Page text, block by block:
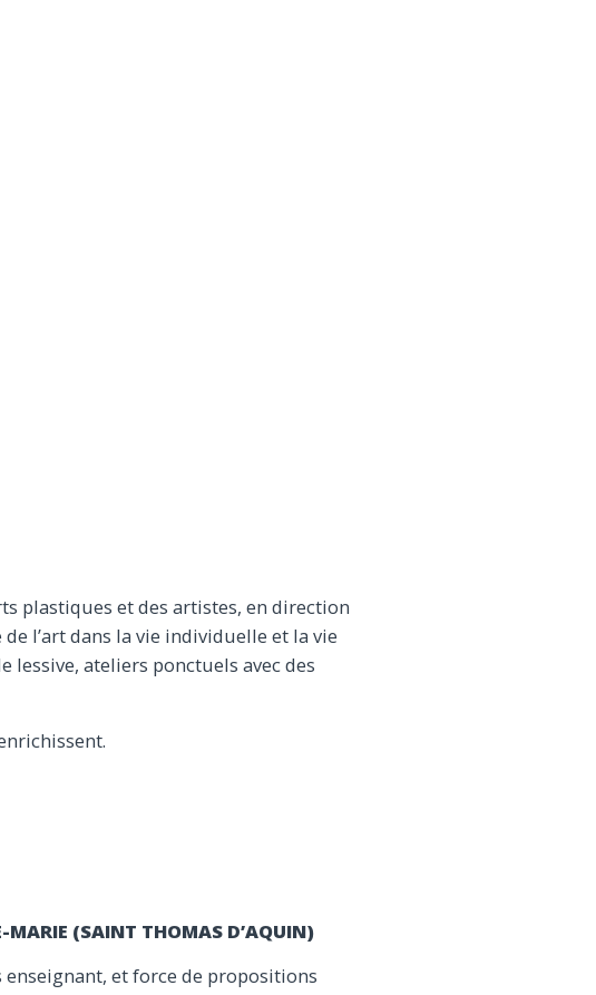
plastiques et des artistes, en direction
l’art dans la vie individuelle et la vie
lessive, ateliers ponctuels avec des
MARIE (SAINT THOMAS D’AQUIN)
enseignant, et force de propositions